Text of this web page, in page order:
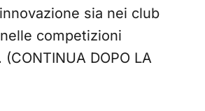
sia nei club
competizioni
DOPO LA